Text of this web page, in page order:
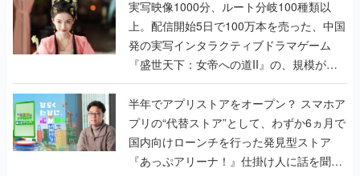
んだレジェンド2人に訊く開発秘話
実写映像1000分、ルート分岐100種類以
上。配信開始5日で100万本を売った、中国
発の実写インタラクティブドラマゲーム
『盛世天下：女帝への道II』の、規模が違
うこだわりをプロデューサーに聞いた
半年でアプリストアをオープン？ スマホア
プリの“代替ストア”として、わずか6ヵ月で
国内向けローンチを行った発見型ストア
『あっぷアリーナ！』仕掛け人に話を聞い